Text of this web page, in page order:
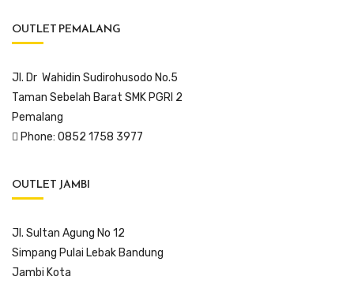
OUTLET PEMALANG
Jl. Dr Wahidin Sudirohusodo No.5
Taman Sebelah Barat SMK PGRI 2
Pemalang
Phone: 0852 1758 3977
OUTLET JAMBI
Jl. Sultan Agung No 12
Simpang Pulai Lebak Bandung
Jambi Kota